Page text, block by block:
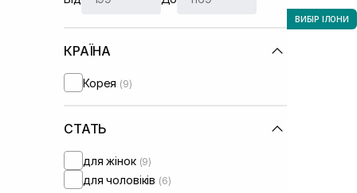
Geek and Gorgeous
HydroPeptide
IS Clinical
Instytutum(+5)
Lalarecipe
Medicube (+1)
Medik8(+5)
КРАЇНА
Корея (9)
СТАТЬ
для жінок (9)
для чоловіків (6)
ВИБІР ІЛОНИ